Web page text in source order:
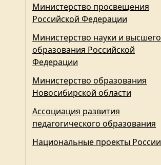
Министерство просвещения
Российской Федерации
Министерство науки и высшего
образования Российской
Федерации
Министерство образования
Новосибирской области
Ассоциация развития
педагогического образования
Национальные проекты России